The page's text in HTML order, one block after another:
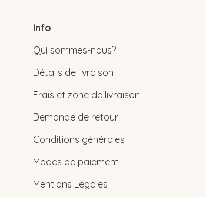
Info
Qui sommes-nous?
Détails de livraison
Frais et zone de livraison
Demande de retour
Conditions générales
Modes de paiement
Mentions Légales